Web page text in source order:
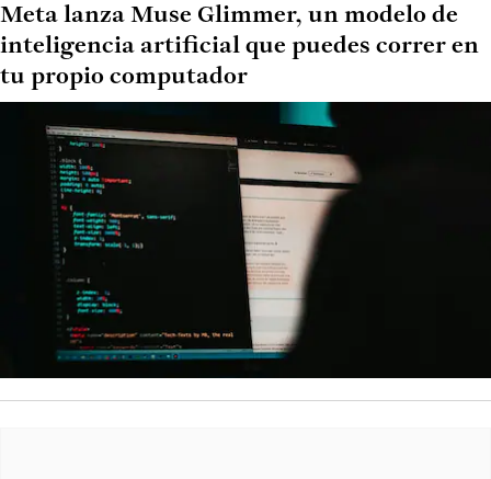
Meta lanza Muse Glimmer, un modelo de
inteligencia artificial que puedes correr en
tu propio computador